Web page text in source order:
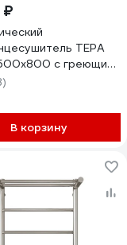
₽
ТЕРА
с греющим
6 перекладин
В корзину